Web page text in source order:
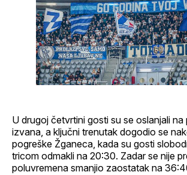
U drugoj četvrtini gosti su se oslanjali
izvana, a ključni trenutak dogodio se
pogreške Žganeca, kada su gosti
tricom odmakli na 20:30. Zadar se nije
poluvremena smanjio zaostatak na